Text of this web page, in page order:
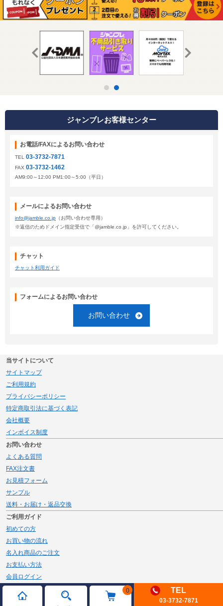
0 TEL
03-3732-7871
ジャンブレお客様センター
お電話/FAXによるお問い合わせ
TEL 03-3732-7871
FAX 03-3732-1462
AM9:00～12:00 PM1:00～5:00（平日）
メールによるお問い合わせ
info@jamble.co.jp （お問い合わせ専用）
※返信のためドメイン指定受信で「@jamble.co.jp」を許可してください。
チャット
チャット利用ガイド
フォームによるお問い合わせ
お問い合わせ
当サイトについて
サイトマップ
ご利用規約
プライバシーポリシー
特定商取引法に基づく表記
会社概要
インボイス制度
お問い合わせ
よくある質問
FAX注文書
お見積フォーム
サンプル
送料・お届け・返品交換
ご利用ガイド
初めての方
お買い物の流れ
名入れ商品のご注文
お支払い方法
会員ログイン
メルマガ登録
新規会員登録